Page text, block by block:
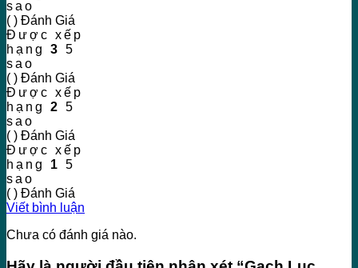
sao
( ) Đánh Giá
Được xếp
hạng 3 5
sao
( ) Đánh Giá
Được xếp
hạng 2 5
sao
( ) Đánh Giá
Được xếp
hạng 1 5
sao
( ) Đánh Giá
Viết bình luận
Chưa có đánh giá nào.